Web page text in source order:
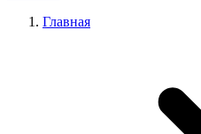
Главная